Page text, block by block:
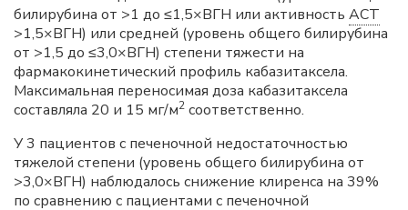
билирубина от >1 до ≤1,5×ВГН или активность АСТ
>1,5×ВГН) или средней (уровень общего билирубина
от >1,5 до ≤3,0×ВГН) степени тяжести на
фармакокинетический профиль кабазитаксела.
Максимальная переносимая доза кабазитаксела
составляла 20 и 15 мг/м2 соответственно.
У 3 пациентов с печеночной недостаточностью
тяжелой степени (уровень общего билирубина от
>3,0×ВГН) наблюдалось снижение клиренса на 39%
по сравнению с пациентами с печеночной